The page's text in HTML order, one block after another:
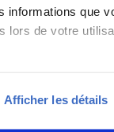
informations que
lors de votre
Afficher les détails
2025)